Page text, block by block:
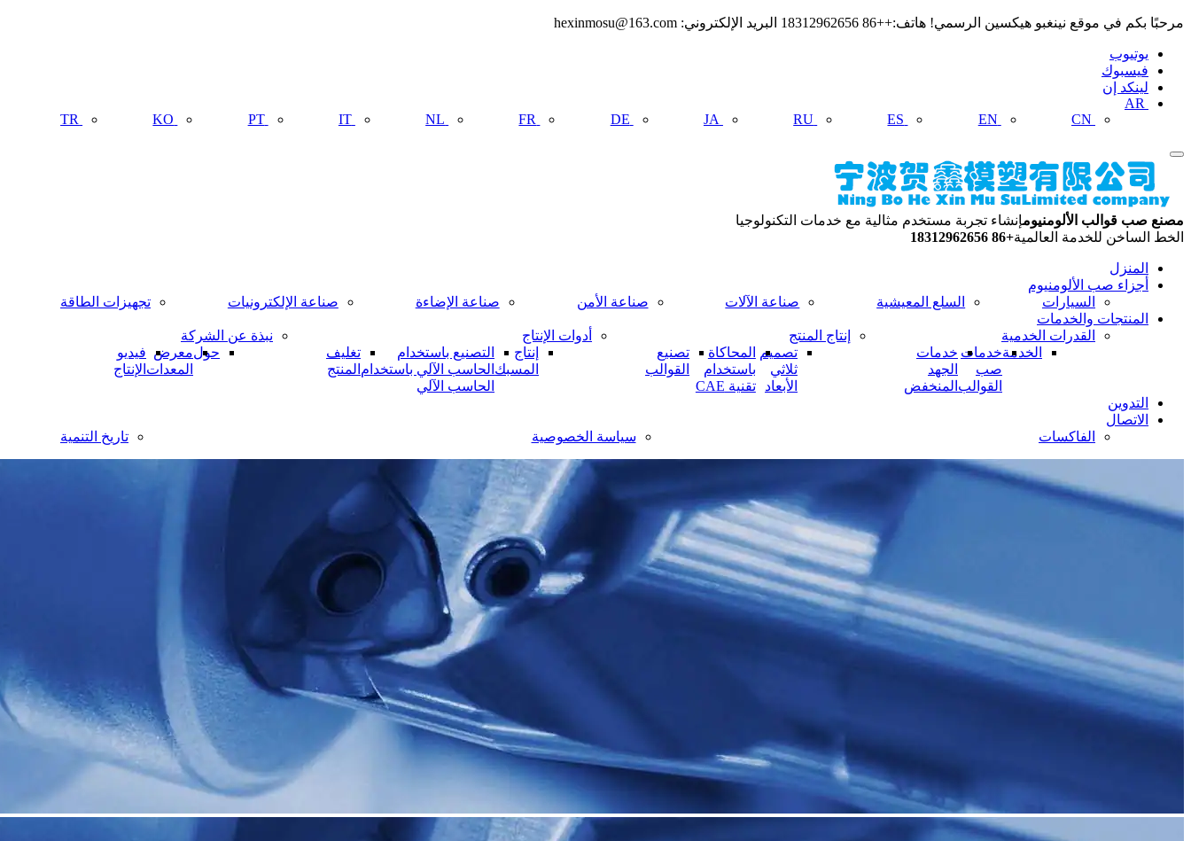
مرحبًا بكم في موقع نينغبو هيكسين الرسمي! هاتف:++86 18312962656 البريد الإلكتروني: hexinmosu@163.com
يوتيوب
فيسبوك
لينكد إن
AR
CN
EN
ES
RU
JA
DE
FR
NL
IT
PT
KO
TR
مصنع صب قوالب الألومنيومإنشاء تجربة مستخدم مثالية مع خدمات التكنولوجيا
الخط الساخن للخدمة العالمية+86 18312962656
المنزل
أجزاء صب الألومنيوم
السيارات
السلع المعيشية صناعة الآلات صناعة الأمن صناعة الإضاءة صناعة الإلكترونيات
تجهيزات الطاقة
المنتجات والخدمات
القدرات الخدمية
الخدمةخدمات
صب
القوالب
خدمات
الجهد
المنخفض
إنتاج المنتج
تصميم
ثلاثي
الأبعاد
المحاكاة
باستخدام
تقنية CAE
تصنيع
القوالب
أدوات الإنتاج
إنتاج
المسبك
التصنيع باستخدام
الحاسب الآلي باستخدام
الحاسب الآلي
تغليف
المنتج
نبذة عن الشركة
حولمعرض
المعدات
فيديو
الإنتاج
التدوين
الاتصال
الفاكسات
سياسة الخصوصية تاريخ التنمية